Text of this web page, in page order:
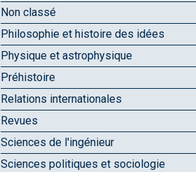
Non classé
Philosophie et histoire des idées
Physique et astrophysique
Préhistoire
Relations internationales
Revues
Sciences de l'ingénieur
Sciences politiques et sociologie